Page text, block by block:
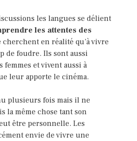
les langues se délient
les attentes des
cherchent en réalité qu’à vivre
de foudre. Ils sont aussi
femmes et vivent aussi à
leur apporte le cinéma.
plusieurs fois mais il ne
la même chose tant son
être personnelle. Les
envie de vivre une